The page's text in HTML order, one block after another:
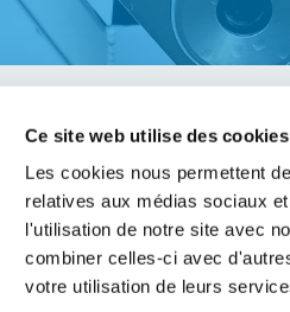
Ce site web utilise des
Les cookies nous permettent
relatives aux médias sociaux
l'utilisation de notre site avec
combiner celles-ci avec
votre utilisation de leurs
Bon à savoir
Politique de